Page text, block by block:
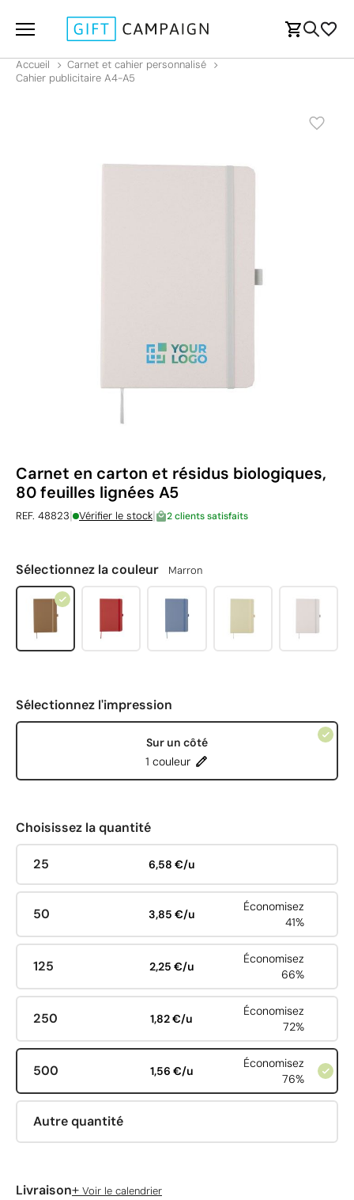
Accueil
Carnet et cahier personnalisé
Cahier publicitaire A4-A5
Carnet en carton et résidus biologiques,
80 feuilles lignées A5
REF. 48823| Vérifier le stock| 2 clients satisfaits
Sélectionnez la couleur Marron
Sélectionnez l'impression
Sur un côté
1 couleur
Choisissez la quantité
25 6,58 €/u
50 3,85 €/u
Économisez
41%
125 2,25 €/u
Économisez
66%
250 1,82 €/u
Économisez
72%
500 1,56 €/u
Économisez
76%
Autre quantité
Livraison+ Voir le calendrier